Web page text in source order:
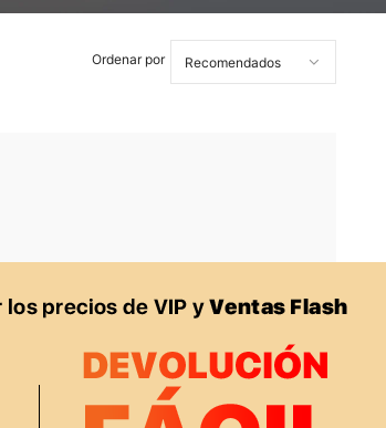
Ordenar por